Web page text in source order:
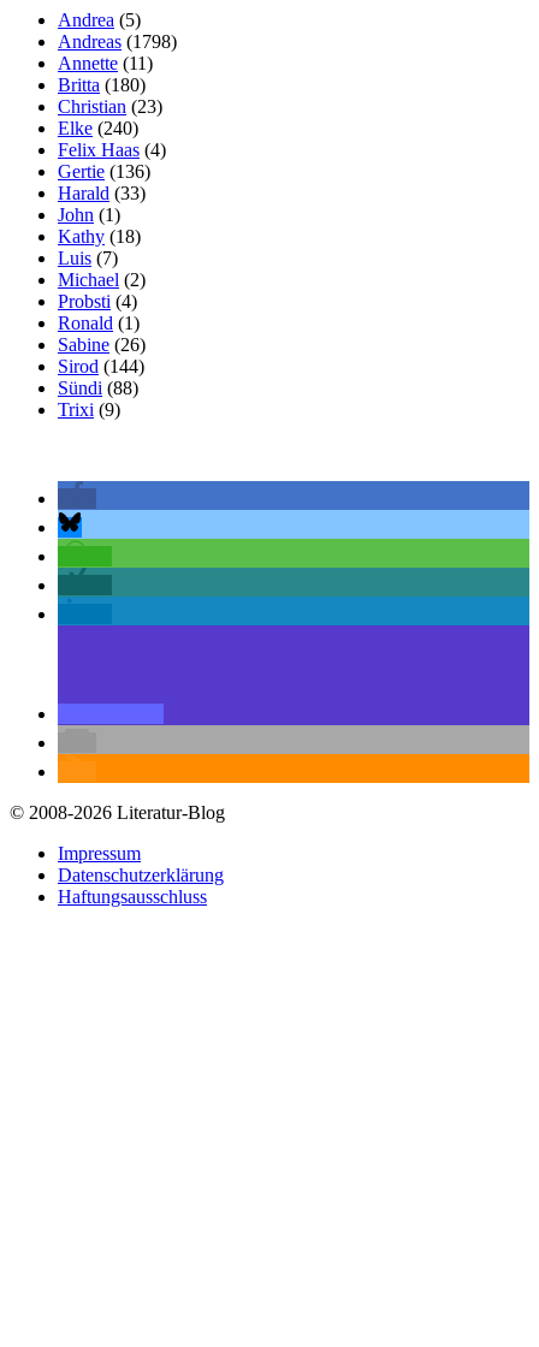
Andrea (5)
Andreas (1798)
Annette (11)
Britta (180)
Christian (23)
Elke (240)
Felix Haas (4)
Gertie (136)
Harald (33)
John (1)
Kathy (18)
Luis (7)
Michael (2)
Probsti (4)
Ronald (1)
Sabine (26)
Sirod (144)
Sündi (88)
Trixi (9)
© 2008-2026 Literatur-Blog
Impressum
Datenschutzerklärung
Haftungsausschluss